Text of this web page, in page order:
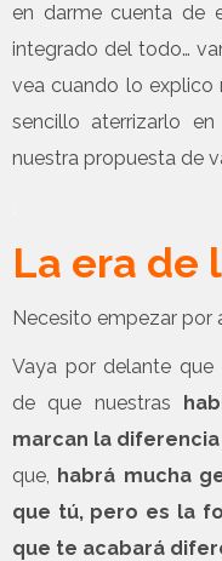
en darme cuenta de
integrado del todo…
vea cuando lo explico
sencillo aterrizarlo
nuestra propuesta de
La era de
Necesito empezar por
Vaya por delante
de que nuestras
marcan la diferencia
que, habrá mucha
que tú, pero es la
que te acabará